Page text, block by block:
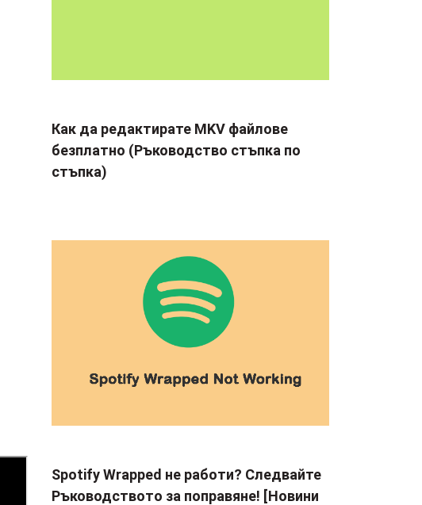
Как да редактирате MKV файлове
безплатно (Ръководство стъпка по
стъпка)
Spotify Wrapped не работи? Следвайте
Ръководството за поправяне! [Новини